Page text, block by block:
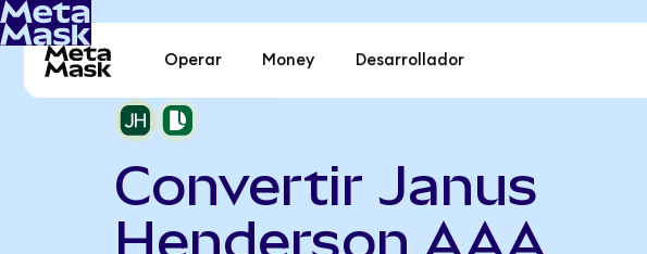
Operar Money Desarrollador
Convertir Janus
Henderson AAA